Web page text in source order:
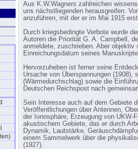
Aus K.W.Wagners zahlreichen
uns nächstliegenden herausgreifen.
anzuführen, mit der er im Mai 1915
Durch kriegsbedingte Verbote wurde
Autoren die Priorität G. A. Campbell,
anmeldete, zuschrieben. Aber
Einreichungsdatum seines
Hervorzuheben ist ferner seine
Ursache von Überspannungen
(Wärmedurchschlag) sowie die
Deutschen Reichspost nach
Sein Interesse auch auf dem Gebiete
Veröffentlichungen über Antennen,
der Ionosphäre, Erzeugung von UKW-
akustischem Gebiete, das er durch
Dynamik, Lautstärke,
einem Sammelwerk über die
(1927).